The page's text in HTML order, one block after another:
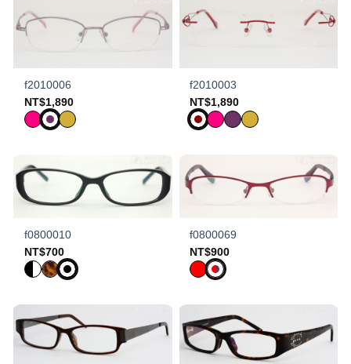
f2010006
NT$1,890
f2010003
NT$1,890
f0800010
NT$700
f0800069
NT$900